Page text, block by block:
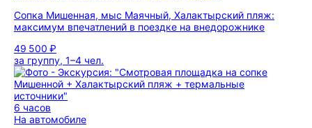
Сопка Мишенная, мыс Маячный, Халактырский пляж:
максимум впечатлений в поездке на внедорожнике
49 500 ₽
за группу, 1–4 чел.
6 часов
На автомобиле